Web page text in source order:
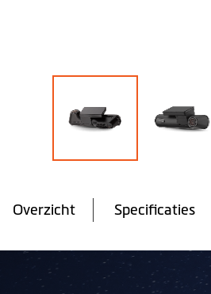
het
van
afbeeldingen-
Overzicht Specificaties